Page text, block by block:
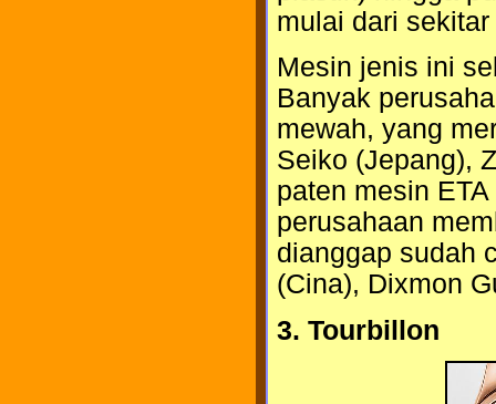
mulai dari
Mesin jenis ini
Banyak
mewah, yang
Seiko (Jepang),
paten mesin
perusahaan
dianggap sudah
(Cina), Dixmon
3. Tourbillon